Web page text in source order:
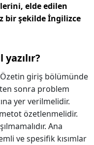
elde edilen
bir şekilde İngilizce
Özetin giriş bölümünde
sonra problem
yer verilmelidir.
özetlenmelidir.
Ana
ve spesifik kısımlar